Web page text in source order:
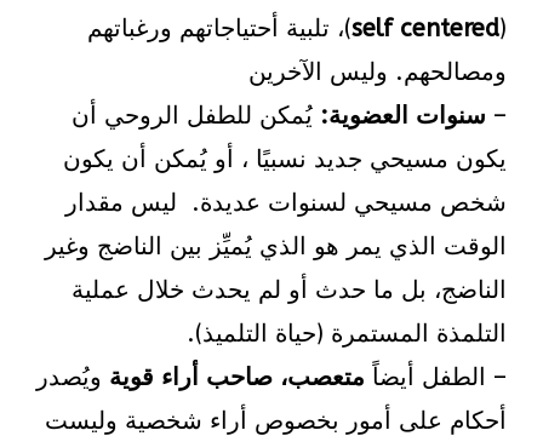
(
self centered)، تلبية أحتياجاتهم ورغباتهم
ومصالحهم. وليس الآخرين
– سنوات العضوية: يُمكن للطفل الروحي أن
يكون مسيحي جديد نسبيًا ، أو يُمكن أن يكون
شخص مسيحي لسنوات عديدة. ليس مقدار
الوقت الذي يمر هو الذي يُميِّز بين الناضج وغير
الناضج، بل ما حدث أو لم يحدث خلال عملية
التلمذة المستمرة (حياة التلميذ).
– الطفل أيضاً متعصب، صاحب أراء قوية ويُصدر
أحكام على أمور بخصوص أراء شخصية وليست